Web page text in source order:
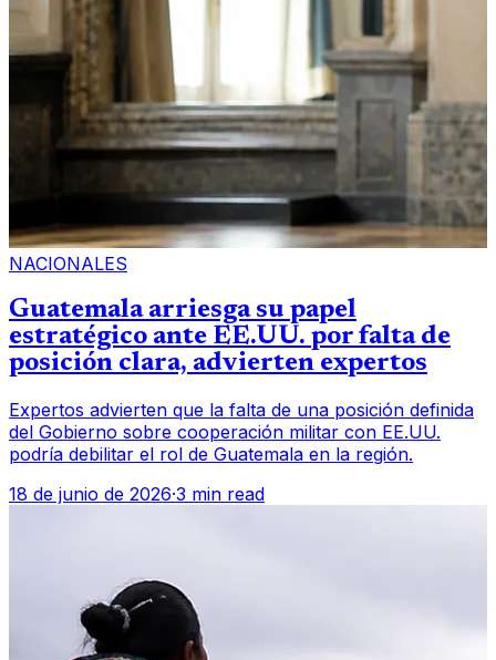
NACIONALES
Guatemala arriesga su papel
estratégico ante EE.UU. por falta de
posición clara, advierten expertos
Expertos advierten que la falta de una posición definida
del Gobierno sobre cooperación militar con EE.UU.
podría debilitar el rol de Guatemala en la región.
18 de junio de 2026·3 min read